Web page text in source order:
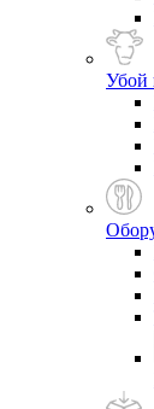
Убой